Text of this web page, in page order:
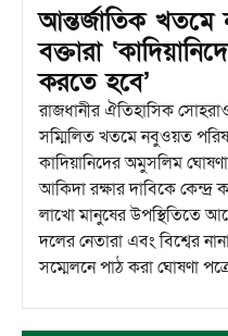
আন্তর্জাতিক
বক্তারা
করতে হবে’
রাজধানীর ঐতিহাসিক
সম্মিলিত খতমে নবুওয়ত
কাদিয়ানিদের অমুসলিম
আকিদা রক্ষার দাবিকে
লাখো মানুষের উপস্থিতিতে
দলের নেতারা এবং বিশ্বের
সম্মেলনে পাঠ করা ঘোষণা